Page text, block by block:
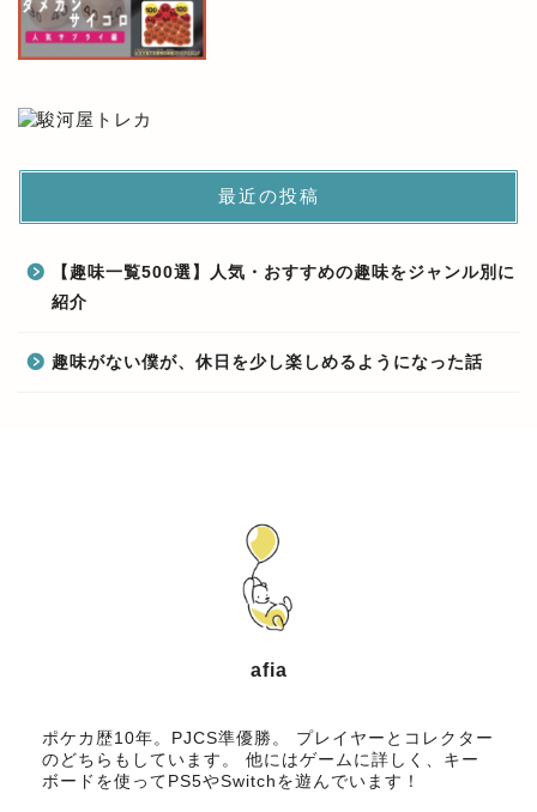
最近の投稿
【趣味一覧500選】人気・おすすめの趣味をジャンル別に
紹介
趣味がない僕が、休日を少し楽しめるようになった話
afia
ポケカ歴10年。PJCS準優勝。 プレイヤーとコレクター
のどちらもしています。 他にはゲームに詳しく、キー
ボードを使ってPS5やSwitchを遊んでいます！